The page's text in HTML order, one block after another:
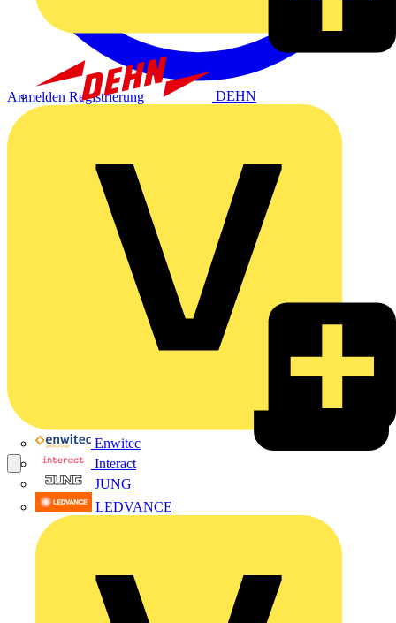
DEHN
Enwitec
Interact
JUNG
LEDVANCE
Anmelden Registrierung